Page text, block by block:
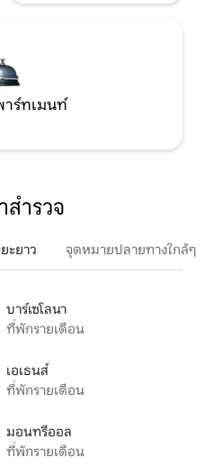
าร์ทเมนท์
ำรวจ
ะยาว จุดหมายปลายทางใกล้ๆ
บาร์เซโลนา
ที่พักรายเดือน
เอเธนส์
ที่พักรายเดือน
มอนทรีออล
ที่พักรายเดือน